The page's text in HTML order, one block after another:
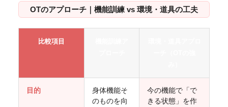
OTのアプローチ｜機能訓練 vs 環境・道具の工夫
比較項目
目的
身体機能そ
のものを向
今の機能で「で
きる状態」を作